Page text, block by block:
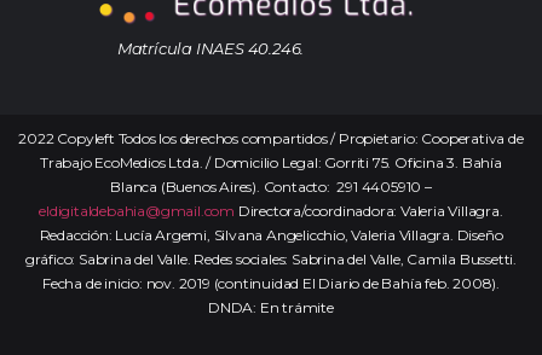
Matrícula INAES 40.246.
2022 Copyleft Todos los derechos compartidos / Propietario: Cooperativa de
Trabajo EcoMedios Ltda. / Domicilio Legal: Gorriti 75. Oficina 3. Bahía
Blanca (Buenos Aires). Contacto: 291 4405910 –
eldigitaldebahia@gmail.com Directora/coordinadora: Valeria Villagra.
Redacción: Lucía Argemi, Silvana Angelicchio, Valeria Villagra. Diseño
gráfico: Sabrina del Valle. Redes sociales: Sabrina del Valle, Camila Bussetti.
Fecha de inicio: nov. 2019 (continuidad El Diario de Bahía feb. 2008).
DNDA: En trámite